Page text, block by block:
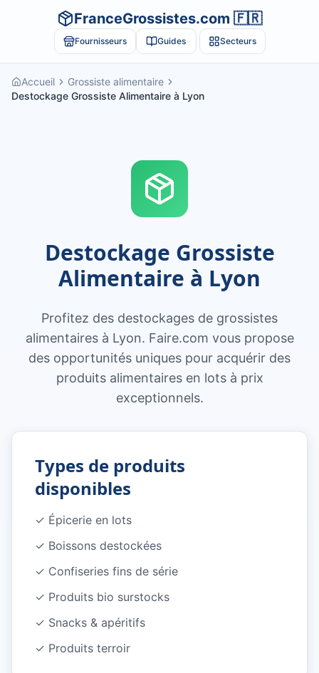
FranceGrossistes.com 🇫🇷
Fournisseurs Guides Secteurs
Accueil
Grossiste alimentaire
Destockage Grossiste Alimentaire à Lyon
Destockage Grossiste
Alimentaire à Lyon
Profitez des destockages de grossistes
alimentaires à Lyon. Faire.com vous propose
des opportunités uniques pour acquérir des
produits alimentaires en lots à prix
exceptionnels.
Types de produits
disponibles
✓ Épicerie en lots
✓ Boissons destockées
✓ Confiseries fins de série
✓ Produits bio surstocks
✓ Snacks & apéritifs
✓ Produits terroir